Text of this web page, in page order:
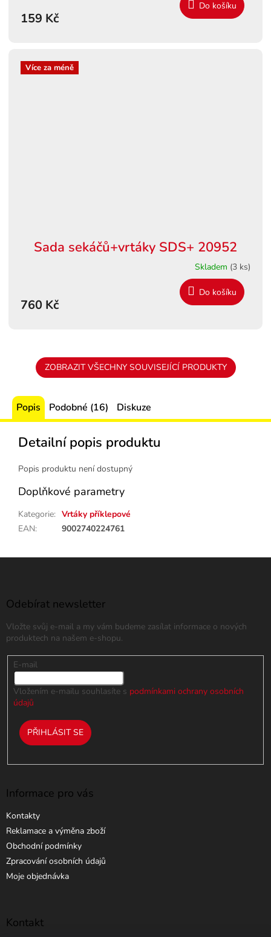
159 Kč
Do košíku
Více za méně
Sada sekáčů+vrtáky SDS+ 20952
Skladem (3 ks)
760 Kč
Do košíku
ZOBRAZIT VŠECHNY SOUVISEJÍCÍ PRODUKTY
Popis Podobné (16) Diskuze
Detailní popis produktu
Popis produktu není dostupný
Doplňkové parametry
Kategorie: Vrtáky příklepové
EAN: 9002740224761
Odebírat newsletter
Vložte svůj e-mail a my vám budeme zasílat informace o nových
produktech na našem e-shopu.
E-mail
Vložením e-mailu souhlasíte s podmínkami ochrany osobních
údajů
PŘIHLÁSIT SE
Informace pro vás
Kontakty
Reklamace a výměna zboží
Obchodní podmínky
Zpracování osobních údajů
Moje objednávka
Kontakt